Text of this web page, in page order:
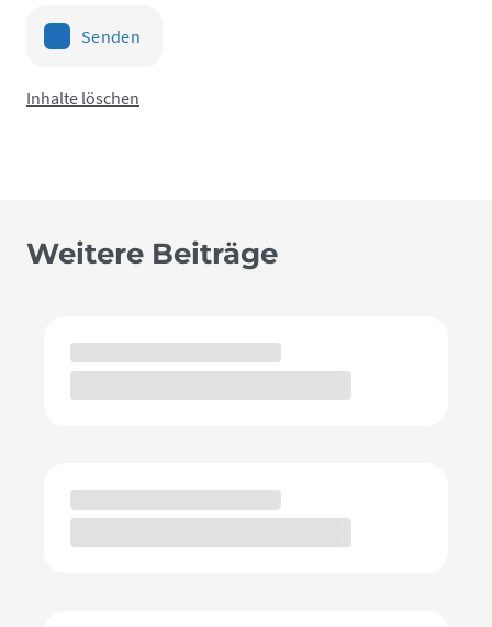
Senden
Inhalte löschen
Weitere Beiträge